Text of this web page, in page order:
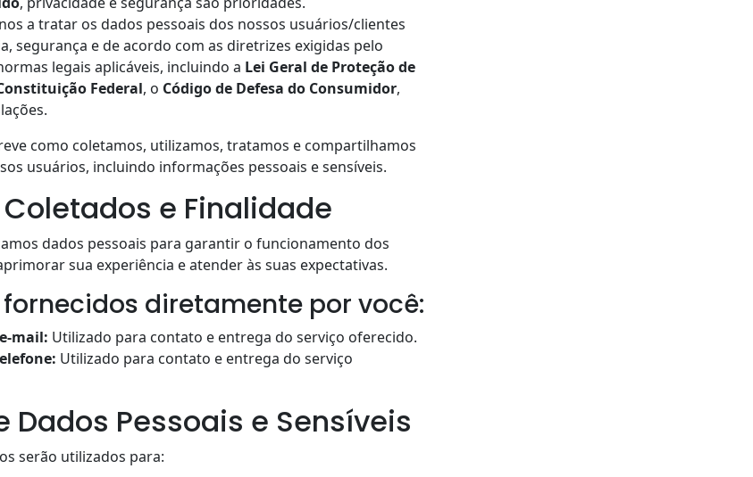
a tratar os dados pessoais dos nossos usuários/clientes
segurança e de acordo com as diretrizes exigidas pelo
legais aplicáveis, incluindo a Lei Geral de Proteção de
Federal, o Código de Defesa do Consumidor,
como coletamos, utilizamos, tratamos e compartilhamos
usuários, incluindo informações pessoais e sensíveis.
Coletados e Finalidade
dados pessoais para garantir o funcionamento dos
sua experiência e atender às suas expectativas.
fornecidos diretamente por você:
mail: Utilizado para contato e entrega do serviço oferecido.
Utilizado para contato e entrega do serviço
Dados Pessoais e Sensíveis
serão utilizados para: